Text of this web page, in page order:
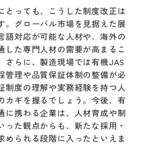
とっても、こうした制度改正は
。グローバル市場を見据えた展
語対応が可能な人材や、海外の
した専門人材の需要が高まるこ
さらに、製造現場では有機JAS
管理や品質保証体制の整備が必
制度の理解や実務経験を持つ人
カギを握るでしょう。今後、有
に携わる企業は、人材育成や制
った観点からも、新たな採用・
められる段階に入ったといえま